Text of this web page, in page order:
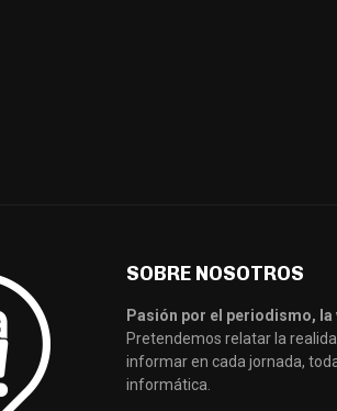
SOBRE NOSOTROS
Pasión por el periodismo,
Pretendemos relatar la
informar en cada jornada,
informática.